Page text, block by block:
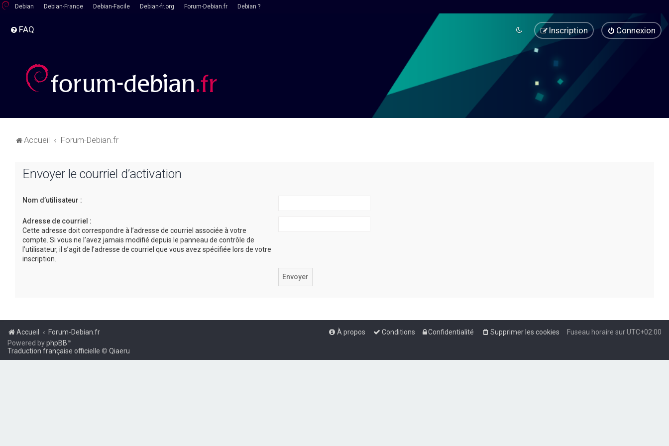
Debian Debian-France Debian-Facile Debian-fr.org Forum-Debian.fr Debian ?
FAQ Connexion
Inscription
Accueil Forum-Debian.fr
Envoyer le courriel d’activation
Nom d’utilisateur :
Adresse de courriel :
Cette adresse doit correspondre à l’adresse de courriel associée à votre
compte. Si vous ne l’avez jamais modifié depuis le panneau de contrôle de
l’utilisateur, il s’agit de l’adresse de courriel que vous avez spécifiée lors de votre
inscription.
Accueil Forum-Debian.fr Fuseau horaire surUTC+02:00
Supprimer les cookies
Confidentialité
Conditions
À propos
Powered byphpBB™
Traduction française officielle © Qiaeru